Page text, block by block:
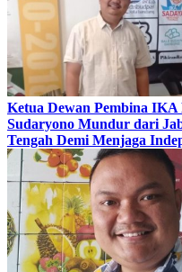
Ketua Dewan Pembina
Sudaryono Mundur dari
Tengah Demi Menjaga